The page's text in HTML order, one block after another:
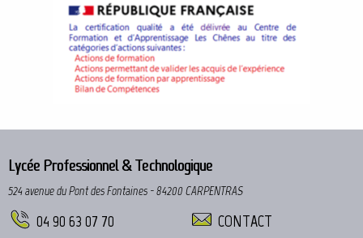
Lycée Professionnel & Technologique
524 avenue du Pont des Fontaines - 84200 CARPENTRAS
04 90 63 07 70 CONTACT